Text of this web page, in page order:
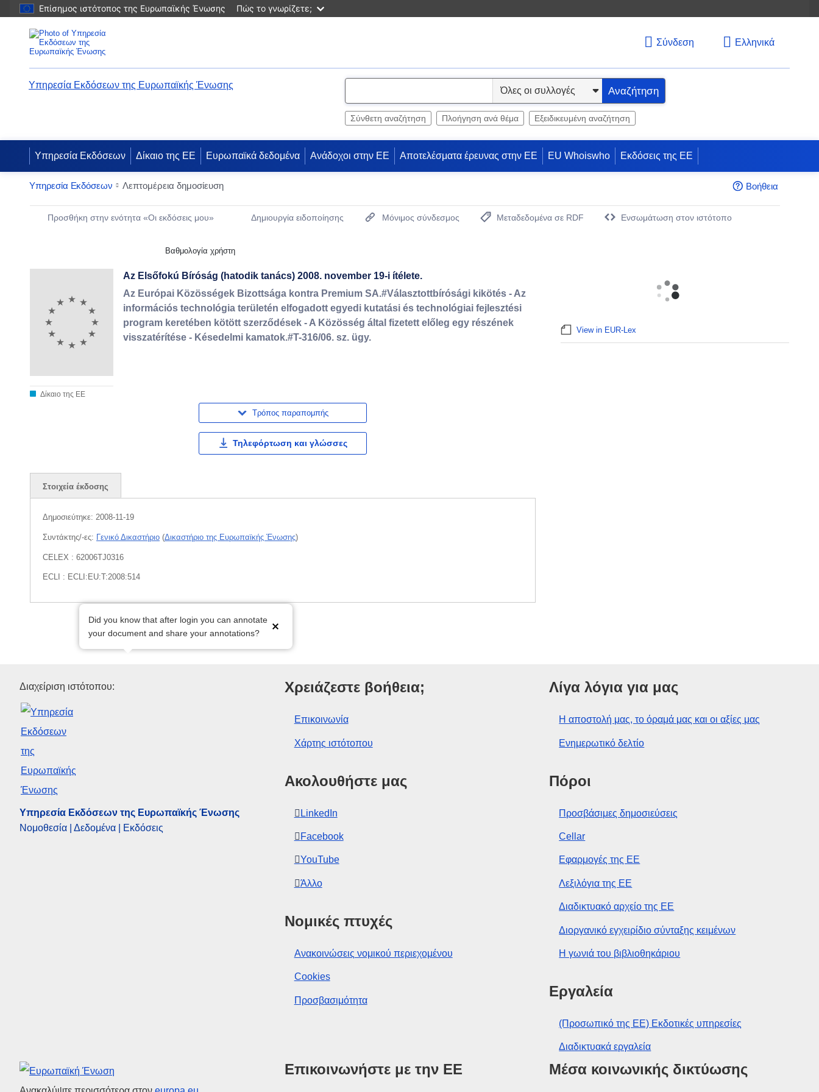
Επίσημος ιστότοπος της Ευρωπαϊκής Ένωσης Πώς το γνωρίζετε;
Σύνδεση Ελληνικά
Υπηρεσία Εκδόσεων της Ευρωπαϊκής Ένωσης
e
Αναζήτηση
Σύνθετη αναζήτηση Πλοήγηση ανά θέμα Εξειδικευμένη αναζήτηση
Υπηρεσία Εκδόσεων Δίκαιο της ΕΕ Ευρωπαϊκά δεδομένα Ανάδοχοι στην ΕΕ Αποτελέσματα έρευνας στην ΕΕ EU Whoiswho Εκδόσεις της ΕΕ
Υπηρεσία Εκδόσεων Λεπτομέρεια δημοσίευση Βοήθεια
Publication Detail Actions Portlet
Προσθήκη στην ενότητα «Οι εκδόσεις μου» Δημιουργία ειδοποίησης Μόνιμος σύνδεσμος
Μεταδεδομένα σε RDF
Eνσωμάτωση στον ιστότοπο
Βαθμολογία χρήστη
Δίκαιο της ΕΕ
Az Elsőfokú Bíróság (hatodik tanács) 2008. november 19-i ítélete.
Az Európai Közösségek Bizottsága kontra Premium SA.#Választottbírósági kikötés - Az
információs technológia területén elfogadott egyedi kutatási és technológiai fejlesztési
program keretében kötött szerződések - A Közösség által fizetett előleg egy részének
visszatérítése - Késedelmi kamatok.#T-316/06. sz. ügy.
Τρόπος παραπομπής
Τηλεφόρτωση και γλώσσες
Στοιχεία έκδοσης
Δημοσιεύτηκε: 2008-11-19
Συντάκτης/-ες: Γενικό Δικαστήριο (Δικαστήριο της Ευρωπαϊκής Ένωσης)
CELEX : 62006TJ0316
ECLI : ECLI:EU:T:2008:514
Did you know that after login you can annotate
your document and share your annotations?
View in EUR-Lex
Υπηρεσία Εκδόσεων της Ευρωπαϊκής Ένωσης
Διαχείριση ιστότοπου:
Υπηρεσία Εκδόσεων της Ευρωπαϊκής Ένωσης
Νομοθεσία | Δεδομένα | Εκδόσεις
Χρειάζεστε βοήθεια;
Επικοινωνία
Χάρτης ιστότοπου
Ακολουθήστε μας
LinkedIn
Facebook
YouTube
Άλλο
Νομικές πτυχές
Ανακοινώσεις νομικού περιεχομένου
Cookies
Προσβασιμότητα
Λίγα λόγια για μας
Η αποστολή μας, το όραμά μας και οι αξίες μας
Ενημερωτικό δελτίο
Πόροι
Προσβάσιμες δημοσιεύσεις
Cellar
Εφαρμογές της ΕΕ
Λεξιλόγια της ΕΕ
Διαδικτυακό αρχείο της ΕΕ
Διοργανικό εγχειρίδιο σύνταξης κειμένων
Η γωνιά του βιβλιοθηκάριου
Εργαλεία
(Προσωπικό της ΕΕ) Εκδοτικές υπηρεσίες
Διαδικτυακά εργαλεία
Ευρωπαϊκή Ένωση Επικοινωνήστε με την ΕΕ Μέσα κοινωνικής δικτύωσης